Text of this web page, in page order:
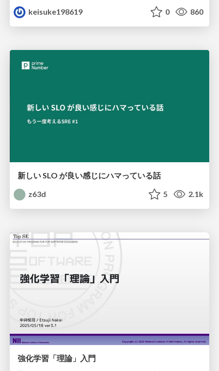
keisuke198619 0 860
新しい SLO が良い感じにハマっている話
z63d
5 2.1k
強化学習「理論」入門